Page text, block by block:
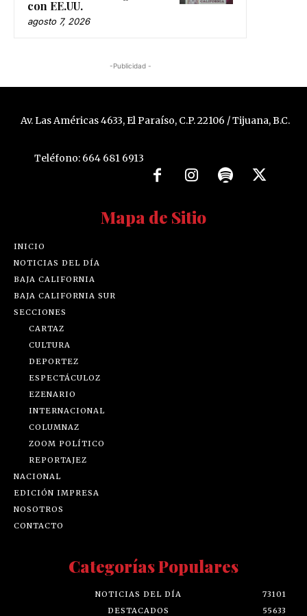
con EE.UU.
agosto 7, 2026
-Publicidad -
Av. Las Américas 4633, El Paraíso, C.P. 22106 / Tijuana, B.C.
Teléfono: 664 681 6913
Mapa de Sitio
INICIO
NOTICIAS DEL DÍA
BAJA CALIFORNIA
BAJA CALIFORNIA SUR
SECCIONES
CARTAZ
CULTURA
DEPORTEZ
ESPECTÁCULOZ
EZENARIO
INTERNACIONAL
COLUMNAZ
ZOOM POLÍTICO
REPORTAJEZ
NACIONAL
EDICIÓN IMPRESA
NOSOTROS
CONTACTO
Categorías Populares
NOTICIAS DEL DÍA
73101
DESTACADOS
55633